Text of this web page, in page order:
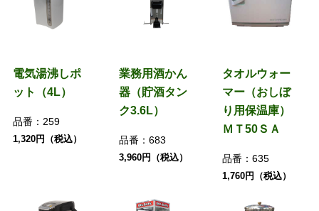
電気湯沸しポ
ット（4L）
品番： 259
1,320円（税込）
業務用酒かん
器（貯酒タン
ク3.6L）
品番：683
3,960円（税込）
タオルウォー
マー（おしぼ
り用保温庫）
ＭＴ50ＳＡ
品番：635
1,760円（税込）